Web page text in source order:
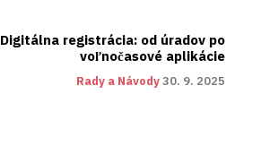
Digitálna registrácia: od úradov po
voľnočasové aplikácie
Rady a Návody30. 9. 2025